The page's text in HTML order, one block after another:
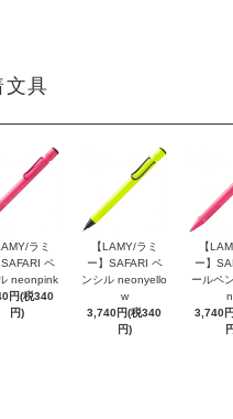
文具
ラミ
ペ
neonpink
円(税340
円)
【LAMY/ラミ
ー】SAFARI ペ
ンシル neonyello
w
3,740円(税340
円)
【
ー】
ールペ
3,740